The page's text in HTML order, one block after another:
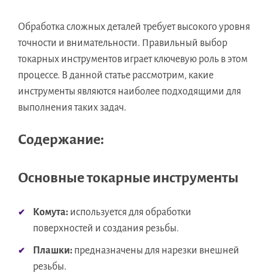
Обработка сложных деталей требует высокого уровня
точности и внимательности. Правильный выбор
токарных инструментов играет ключевую роль в этом
процессе. В данной статье рассмотрим, какие
инструменты являются наиболее подходящими для
выполнения таких задач.
Содержание:
Основные токарные инструменты
Комута: используется для обработки
поверхностей и создания резьбы.
Плашки: предназначены для нарезки внешней
резьбы.